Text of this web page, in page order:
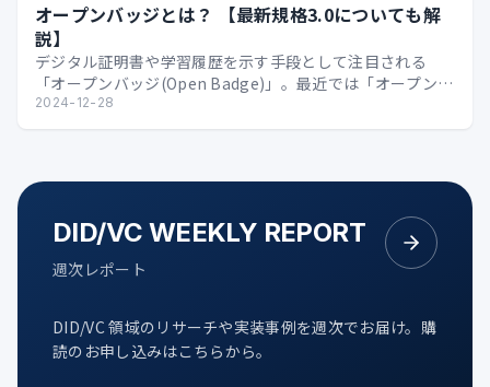
オープンバッジとは？ 【最新規格3.0についても解
説】
デジタル証明書や学習履歴を示す手段として注目される
「オープンバッジ(Open Badge)」。最近では「オープンバ
ッジ3.0」という新たな規格も登場しています。…
2024-12-28
DID/VC WEEKLY REPORT
週次レポート
DID/VC 領域のリサーチや実装事例を週次でお届け。購
読のお申し込みはこちらから。